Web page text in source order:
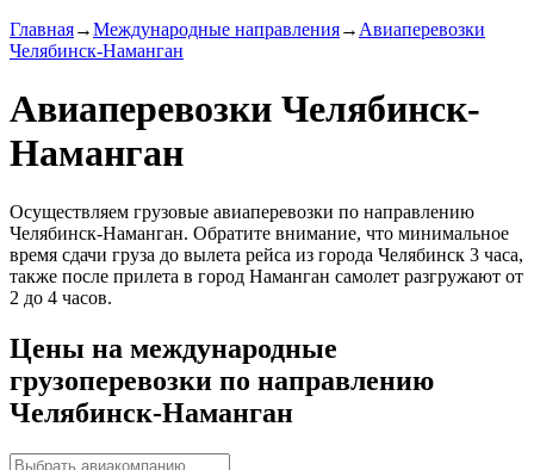
Главная→Международные направления→ Авиаперевозки
Челябинск-Наманган
Авиаперевозки Челябинск-
Наманган
Осуществляем грузовые авиаперевозки по направлению
Челябинск-Наманган. Обратите внимание, что минимальное
время сдачи груза до вылета рейса из города Челябинск 3 часа,
также после прилета в город Наманган самолет разгружают от
2 до 4 часов.
Цены на международные
грузоперевозки по направлению
Челябинск-Наманган